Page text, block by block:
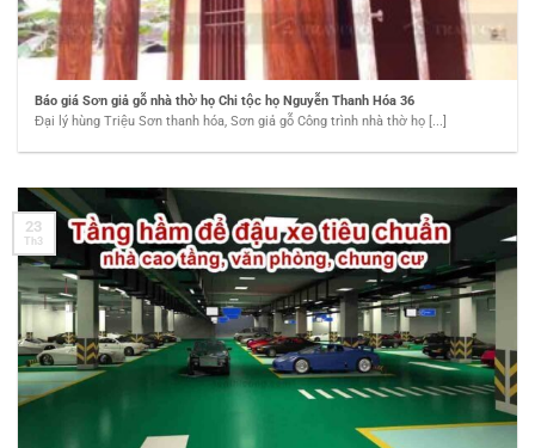
Báo giá Sơn giả gỗ nhà thờ họ Chi tộc họ Nguyễn Thanh Hóa 36
Đại lý hùng Triệu Sơn thanh hóa, Sơn giả gỗ Công trình nhà thờ họ [...]
23
Th3